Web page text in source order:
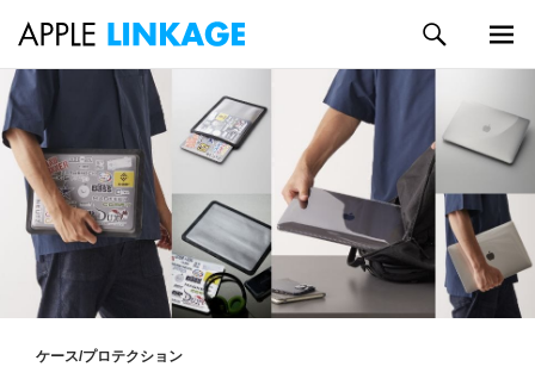
コ
ン
テ
ン
プ
索
ー
ケース/プロテクション